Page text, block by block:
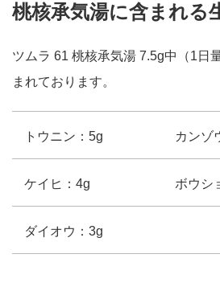
桃核承気湯に含まれる
ツムラ 61 桃核承気湯 7.5g中（1日
まれております。
トウニン：5g カンゾ
ケイヒ：4g ボウシ
ダイオウ：3g